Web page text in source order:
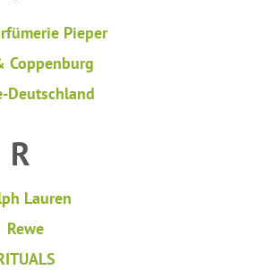
Pieper
Coppenburg
Deutschland
R
Lauren
Rewe